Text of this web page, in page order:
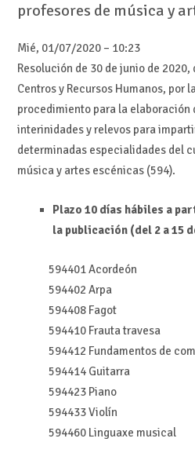
profesores de música y
Mié, 01/07/2020 – 10:23
Resolución de 30 de junio de
Centros y Recursos Humanos, por
procedimiento para la elaboración
interinidades y relevos para
determinadas especialidades del
música y artes escénicas (594).
Plazo 10 días hábiles a
la publicación (del 2 a 15
594401 Acordeón
594402 Arpa
594408 Fagot
594410 Frauta travesa
594412 Fundamentos de
594414 Guitarra
594423 Piano
594433 Violín
594460 Linguaxe musical